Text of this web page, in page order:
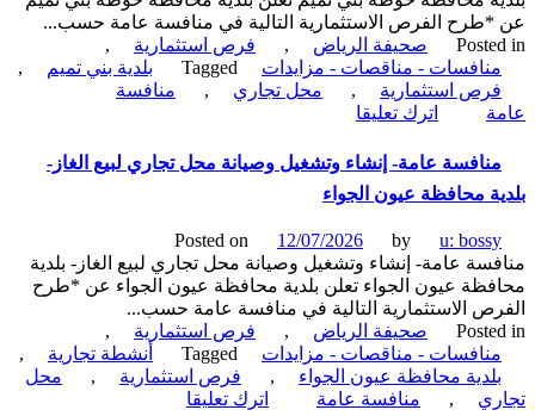
الفرص الاستثمارية التالية في منافسة عامة حسب...
صحيفة الرياض , فرص استثمارية
,
- مناقصات - مزايدات
Tagged بلدية بني تميم
,
استثمارية
, محل تجاري ,
منافسة
اترك تعليقاon
عامة-
تشغيل
وصيانة
تجاري
بسوق
طويق
رقم
8-
بلدية
محافظة
حوطة
عامة- إنشاء وتشغيل وصيانة محل تجاري لبيع الغاز-
محافظة عيون الجواء
Posted on 12/07/2026 by
u:
عامة- إنشاء وتشغيل وصيانة محل تجاري لبيع الغاز- بلدية
عيون الجواء تعلن بلدية محافظة عيون الجواء عن *طرح
الاستثمارية التالية في منافسة عامة حسب...
صحيفة الرياض , فرص استثمارية
,
- مناقصات - مزايدات
Tagged أنشطة تجارية
,
محافظة عيون الجواء
, فرص استثمارية ,
محل
, منافسة عامة اترك تعليقاon